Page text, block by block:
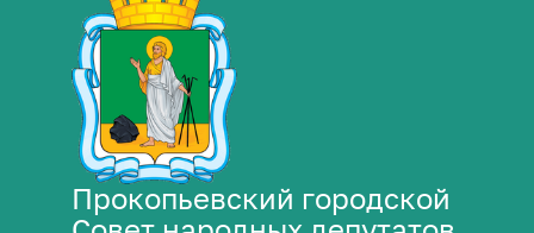
Прокопьевский городской